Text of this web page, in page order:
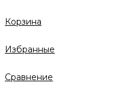
Корзина
Избранные
Сравнение